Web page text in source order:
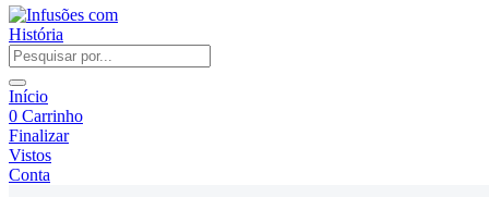
Início
0 Carrinho
Finalizar
Vistos
Conta